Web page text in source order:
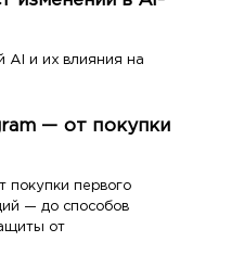
AI и их влияния на
— от покупки
покупки первого
— до способов
от